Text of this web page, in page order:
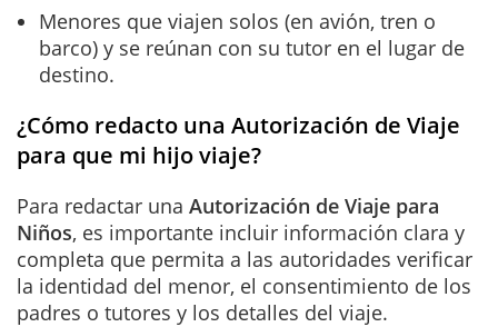
Menores que viajen solos (en avión, tren o
barco) y se reúnan con su tutor en el lugar de
destino.
¿Cómo redacto una Autorización de Viaje
para que mi hijo viaje?
Para redactar una Autorización de Viaje para
Niños, es importante incluir información clara y
completa que permita a las autoridades verificar
la identidad del menor, el consentimiento de los
padres o tutores y los detalles del viaje.